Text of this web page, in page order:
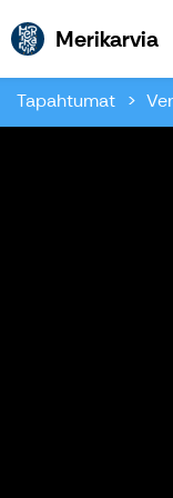
Merikarvia
Tapahtumat